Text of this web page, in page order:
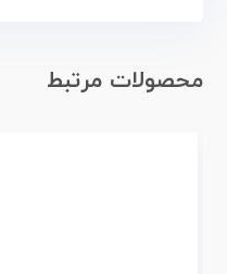
محصولات مرتبط